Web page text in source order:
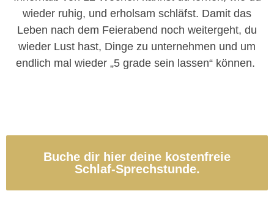
wieder ruhig, und erholsam schläfst. Damit das
Leben nach dem Feierabend noch weitergeht, du
wieder Lust hast, Dinge zu unternehmen und um
endlich mal wieder „5 grade sein lassen“ können.
Buche dir hier deine kostenfreie
Schlaf-Sprechstunde.